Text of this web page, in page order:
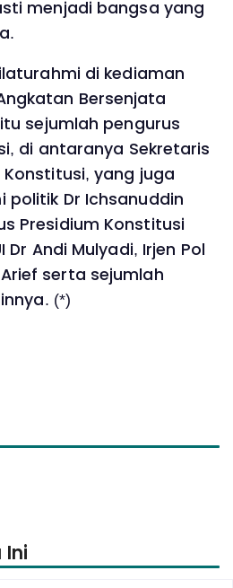
menjadi bangsa yang
di kediaman
Bersenjata
sejumlah pengurus
di antaranya Sekretaris
yang juga
Dr Ichsanuddin
Presidium Konstitusi
Andi Mulyadi, Irjen Pol
serta sejumlah
(*)
Ini